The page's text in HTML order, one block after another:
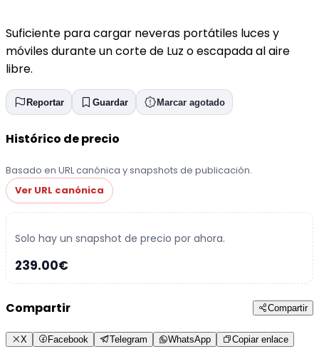
Suficiente para cargar neveras portátiles luces y
móviles durante un corte de Luz o escapada al aire
libre.
Reportar Guardar Marcar agotado
Histórico de precio
Basado en URL canónica y snapshots de publicación.
Ver URL canónica
Solo hay un snapshot de precio por ahora.
239.00€
Compartir Compartir
X Facebook Telegram WhatsApp Copiar enlace